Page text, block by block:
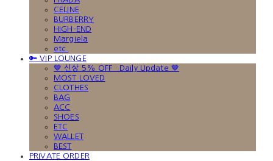
CELINE
BURBERRY
HIGH-END
Margiela
etc.
🔑 VIP LOUNGE
🤎 신상 5% OFF · Daily Update 🤎
MOST LOVED
CLOTHES
BAG
ACC
SHOES
ETC
WALLET
BEST
PRIVATE ORDER